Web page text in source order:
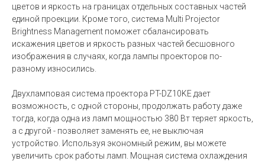
цветов и яркость на границах отдельных составных частей
единой проекции. Кроме того, система Multi Projector
Brightness Management поможет сбалансировать
искажения цветов и яркость разных частей бесшовного
изображения в случаях, когда лампы проекторов по-
разному износились.
Двухламповая система проектора PT-DZ10KE дает
возможность, с одной стороны, продолжать работу даже
тогда, когда одна из ламп мощностью 380 Вт теряет яркость,
а с другой - позволяет заменять ее, не выключая
устройство. Используя экономный режим, вы можете
увеличить срок работы ламп. Мощная система охлаждения